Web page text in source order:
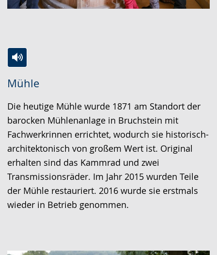
Mühle
Leichten
Sprache
wechseln.
Audio-
Unterstützung.
Video
in
Deutscher
Gebärdensprache
wird
angezeigt.
Die heutige Mühle wurde 1871 am Standort der
barocken Mühlenanlage in Bruchstein mit
Fachwerkrinnen errichtet, wodurch sie historisch-
architektonisch von großem Wert ist. Original
erhalten sind das Kammrad und zwei
Transmissionsräder. Im Jahr 2015 wurden Teile
der Mühle restauriert. 2016 wurde sie erstmals
wieder in Betrieb genommen.